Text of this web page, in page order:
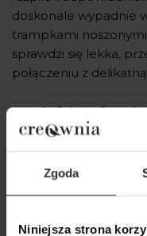
Zgoda
Niniejsza strona
doskonale wypadnie
trampkami
sprawdzi się lekka,
połączeniu z
Na jakie
spódnicę?
Biel to kolor, który
sytuacji. Biała
na uroczyste